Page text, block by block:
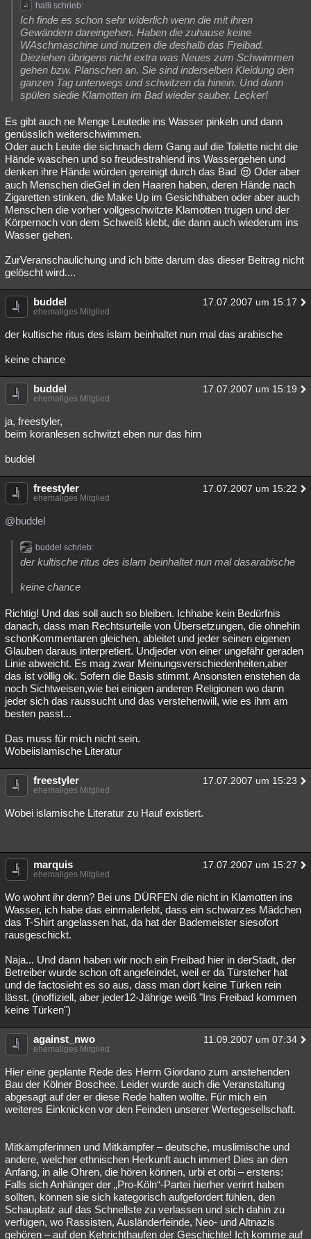
halli schrieb:
Ich finde es schon sehr widerlich wenn die mit ihren
Gewändern dareingehen. Haben die zuhause keine
WAschmaschine und nutzen die deshalb das Freibad.
Dieziehen übrigens nicht extra was Neues zum Schwimmen
gehen bzw. Planschen an. Sie sind inderselben Kleidung den
ganzen Tag unterwegs und schwitzen da hinein. Und dann
spülen siedie Klamotten im Bad wieder sauber. Lecker!
Es gibt auch ne Menge Leutedie ins Wasser pinkeln und dann
genüsslich weiterschwimmen.
Oder auch Leute die sichnach dem Gang auf die Toilette nicht die
Hände waschen und so freudestrahlend ins Wassergehen und
denken ihre Hände würden gereinigt durch das Bad
Oder aber
auch Menschen dieGel in den Haaren haben, deren Hände nach
Zigaretten stinken, die Make Up im Gesichthaben oder aber auch
Menschen die vorher vollgeschwitzte Klamotten trugen und der
Körpernoch von dem Schweiß klebt, die dann auch wiederum ins
Wasser gehen.
ZurVeranschaulichung und ich bitte darum das dieser Beitrag nicht
gelöscht wird....
buddel 17.07.2007 um 15:17
ehemaliges Mitglied
der kultische ritus des islam beinhaltet nun mal das arabische
keine chance
buddel 17.07.2007 um 15:19
ehemaliges Mitglied
ja, freestyler,
beim koranlesen schwitzt eben nur das hirn
buddel
freestyler 17.07.2007 um 15:22
ehemaliges Mitglied
@buddel
buddel schrieb:
der kultische ritus des islam beinhaltet nun mal dasarabische
keine chance
Richtig! Und das soll auch so bleiben. Ichhabe kein Bedürfnis
danach, dass man Rechtsurteile von Übersetzungen, die ohnehin
schonKommentaren gleichen, ableitet und jeder seinen eigenen
Glauben daraus interpretiert. Undjeder von einer ungefähr geraden
Linie abweicht. Es mag zwar Meinungsverschiedenheiten,aber
das ist völlig ok. Sofern die Basis stimmt. Ansonsten enstehen da
noch Sichtweisen,wie bei einigen anderen Religionen wo dann
jeder sich das raussucht und das verstehenwill, wie es ihm am
besten passt...
Das muss für mich nicht sein.
Wobeiislamische Literatur
freestyler 17.07.2007 um 15:23
ehemaliges Mitglied
Wobei islamische Literatur zu Hauf existiert.
marquis 17.07.2007 um 15:27
ehemaliges Mitglied
Wo wohnt ihr denn? Bei uns DÜRFEN die nicht in Klamotten ins
Wasser, ich habe das einmalerlebt, dass ein schwarzes Mädchen
das T-Shirt angelassen hat, da hat der Bademeister siesofort
rausgeschickt.
Naja... Und dann haben wir noch ein Freibad hier in derStadt, der
Betreiber wurde schon oft angefeindet, weil er da Türsteher hat
und de factosieht es so aus, dass man dort keine Türken rein
lässt. (inoffiziell, aber jeder12-Jährige weiß "Ins Freibad kommen
keine Türken")
against_nwo 11.09.2007 um 07:34
ehemaliges Mitglied
Hier eine geplante Rede des Herrn Giordano zum anstehenden
Bau der Kölner Boschee. Leider wurde auch die Veranstaltung
abgesagt auf der er diese Rede halten wollte. Für mich ein
weiteres Einknicken vor den Feinden unserer Wertegesellschaft.
Mitkämpferinnen und Mitkämpfer – deutsche, muslimische und
andere, welcher ethnischen Herkunft auch immer! Dies an den
Anfang, in alle Ohren, die hören können, urbi et orbi – erstens:
Falls sich Anhänger der „Pro-Köln“-Partei hierher verirrt haben
sollten, können sie sich kategorisch aufgefordert fühlen, den
Schauplatz auf das Schnellste zu verlassen und sich dahin zu
verfügen, wo Rassisten, Ausländerfeinde, Neo- und Altnazis
gehören – auf den Kehrichthaufen der Geschichte! Ich komme auf